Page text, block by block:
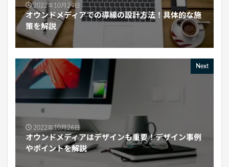
2022年10月24日
オウンドメディアでの導線の設計方法！具体的な施
策を解説
Next
2022年10月26日
オウンドメディアはデザインも重要！デザイン事例
やポイントを解説